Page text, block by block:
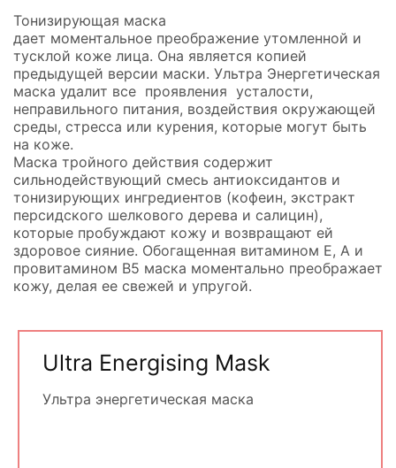
Тонизирующая маска
дает моментальное преображение утомленной и
тусклой коже лица. Она является копией
предыдущей версии маски. Ультра Энергетическая
маска удалит все проявления усталости,
неправильного питания, воздействия окружающей
среды, стресса или курения, которые могут быть
на коже.
Маска тройного действия содержит
сильнодействующий смесь антиоксидантов и
тонизирующих ингредиентов (кофеин, экстракт
персидского шелкового дерева и салицин),
которые пробуждают кожу и возвращают ей
здоровое сияние. Обогащенная витамином Е, A и
провитамином В5 маска моментально преображает
кожу, делая ее свежей и упругой.
Ultra Energising Mask
Ультра энергетическая маска